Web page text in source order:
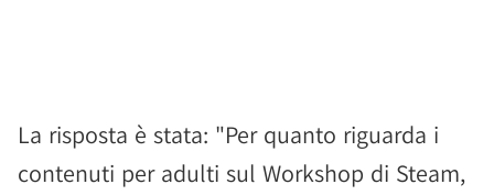
La risposta è stata: "Per quanto riguarda i
contenuti per adulti sul Workshop di Steam,